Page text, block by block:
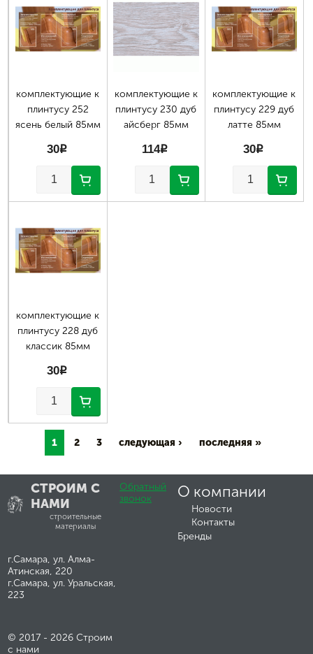
комплектующие к
плинтусу 252
ясень белый 85мм
30p
комплектующие к
плинтусу 230 дуб
айсберг 85мм
114p
комплектующие к
плинтусу 229 дуб
латте 85мм
30p
комплектующие к
плинтусу 228 дуб
классик 85мм
30p
1 2 3 следующая › последняя »
СТРОИМ С
НАМИ
строительные
материалы
г.Самара, ул. Алма-
Атинская, 220
г.Самара, ул. Уральская,
223
© 2017 - 2026 Строим
с нами
Обратный
звонок
О компании
Новости
Контакты
Бренды